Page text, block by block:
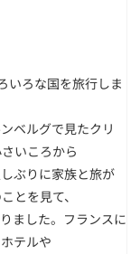
いろな国を旅行しま
ベルグで見たクリ
いころから
ぶりに家族と旅が
とを見て、
ました。フランスに
テルや